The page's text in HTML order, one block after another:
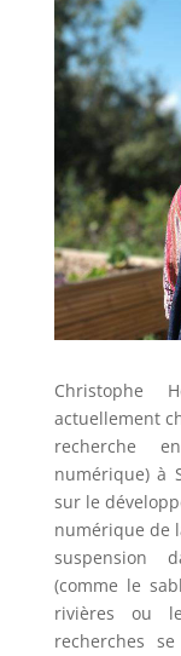
Christophe
actuellement
recherche
numérique) à
sur le
numérique de
suspension
(comme le
rivières ou
recherches